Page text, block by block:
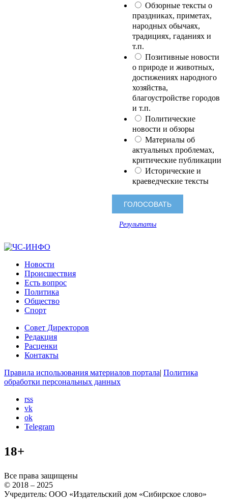
Обзорные тексты о
праздниках, приметах,
народных обычаях,
традициях, гаданиях и
т.п.
Позитивные новости
о природе и животных,
достижениях народного
хозяйства,
благоустройстве городов
и т.п.
Политические
новости и обзоры
Материалы об
актуальных проблемах,
критические публикации
Исторические и
краеведческие тексты
Результаты
Новости
Происшествия
Есть вопрос
Политика
Общество
Спорт
Совет Директоров
Редакция
Расценки
Контакты
Правила использования материалов портала| Политика
обработки персональных данных
rss
vk
ok
Telegram
18+
Все права защищены
© 2018 – 2025
Учредитель: ООО «Издательский дом «Сибирское слово»